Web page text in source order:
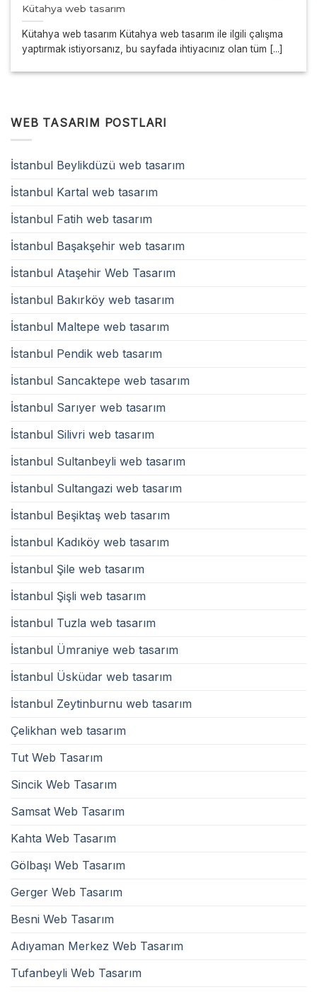
Kütahya web tasarım
Kütahya web tasarım Kütahya web tasarım ile ilgili çalışma
yaptırmak istiyorsanız, bu sayfada ihtiyacınız olan tüm [...]
WEB TASARIM POSTLARI
İstanbul Beylikdüzü web tasarım
İstanbul Kartal web tasarım
İstanbul Fatih web tasarım
İstanbul Başakşehir web tasarım
İstanbul Ataşehir Web Tasarım
İstanbul Bakırköy web tasarım
İstanbul Maltepe web tasarım
İstanbul Pendik web tasarım
İstanbul Sancaktepe web tasarım
İstanbul Sarıyer web tasarım
İstanbul Silivri web tasarım
İstanbul Sultanbeyli web tasarım
İstanbul Sultangazi web tasarım
İstanbul Beşiktaş web tasarım
İstanbul Kadıköy web tasarım
İstanbul Şile web tasarım
İstanbul Şişli web tasarım
İstanbul Tuzla web tasarım
İstanbul Ümraniye web tasarım
İstanbul Üsküdar web tasarım
İstanbul Zeytinburnu web tasarım
Çelikhan web tasarım
Tut Web Tasarım
Sincik Web Tasarım
Samsat Web Tasarım
Kahta Web Tasarım
Gölbaşı Web Tasarım
Gerger Web Tasarım
Besni Web Tasarım
Adıyaman Merkez Web Tasarım
Tufanbeyli Web Tasarım